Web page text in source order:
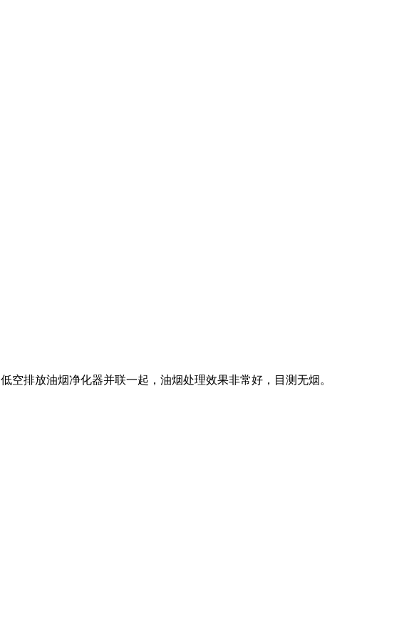
低空排放油烟净化器并联一起，油烟处理效果非常好，目测无烟。